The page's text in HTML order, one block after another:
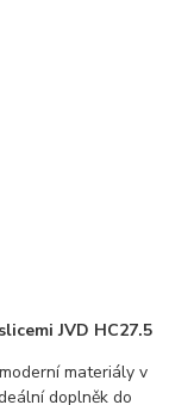
JVD HC27.5
materiály v
doplněk do